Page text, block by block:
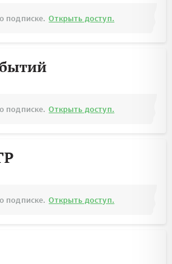
подписке. Открыть доступ.
подписке. Открыть доступ.
подписке. Открыть доступ.